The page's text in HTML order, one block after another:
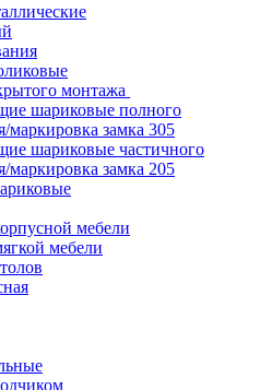
монтажа
шариковые полного
замка 305
шариковые частичного
замка 205
мебели
мебели